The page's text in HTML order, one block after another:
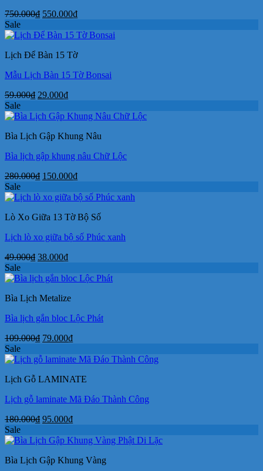
750.000₫ Giá
là:
550.000₫Giá
tại
550.000₫.
Sale
Lịch Để Bàn 15 Tờ
Mẫu Lịch Bàn 15 Tờ Bonsai
59.000₫ Giá
là:
29.000₫Giá
tại
29.000₫.
Sale
Bìa Lịch Gập Khung Nâu
Bìa lịch gập khung nâu Chữ Lộc
280.000₫ Giá
là:
150.000₫Giá
tại
150.000₫.
Sale
Lò Xo Giữa 13 Tờ Bộ Số
Lịch lò xo giữa bộ số Phúc xanh
49.000₫ Giá
là:
38.000₫Giá
tại
38.000₫.
Sale
Bìa Lịch Metalize
Bìa lịch gắn bloc Lộc Phát
109.000₫ Giá
là:
79.000₫Giá
tại
79.000₫.
Sale
Lịch Gỗ LAMINATE
Lịch gỗ laminate Mã Đáo Thành Công
180.000₫ Giá
là:
95.000₫Giá
tại
95.000₫.
Sale
Bìa Lịch Gập Khung Vàng